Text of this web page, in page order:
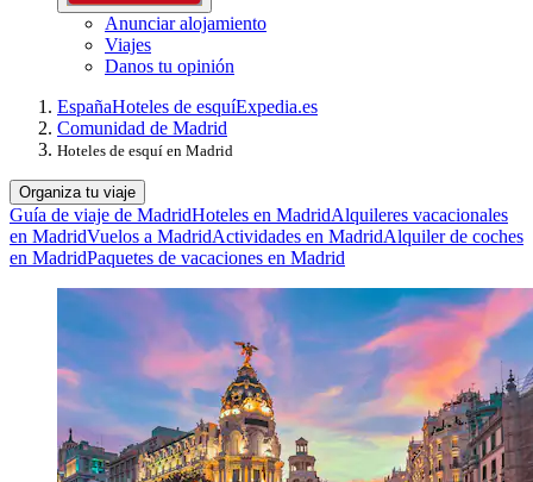
Anunciar alojamiento
Viajes
Danos tu opinión
EspañaHoteles de esquíExpedia.es
Comunidad de Madrid
Hoteles de esquí en Madrid
Organiza tu viaje
Guía de viaje de MadridHoteles en MadridAlquileres vacacionales
en MadridVuelos a MadridActividades en MadridAlquiler de coches
en MadridPaquetes de vacaciones en Madrid